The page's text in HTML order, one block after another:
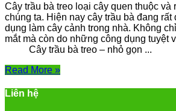
Cây trầu bà treo loại cây quen thuộc và
chúng ta. Hiện nay cây trầu bà đang
dụng làm cây cảnh trong nhà. Không
mắt mà còn do những công dụng tuyệt
Cây trầu bà treo – nhỏ gọn ...
Read More »
Liên hệ